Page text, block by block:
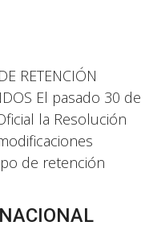
RETENCIÓN
El pasado 30 de
la Resolución
de retención